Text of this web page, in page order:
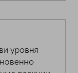
уровня